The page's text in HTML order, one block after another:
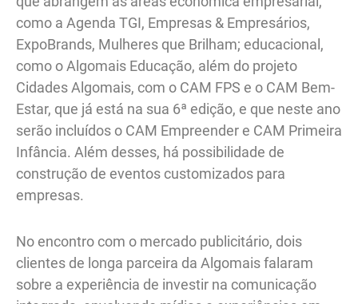
como a Agenda TGI, Empresas & Empresários,
ExpoBrands, Mulheres que Brilham; educacional,
como o Algomais Educação, além do projeto
Cidades Algomais, com o CAM FPS e o CAM Bem-
Estar, que já está na sua 6ª edição, e que neste ano
serão incluídos o CAM Empreender e CAM Primeira
Infância. Além desses, há possibilidade de
construção de eventos customizados para
empresas.
No encontro com o mercado publicitário, dois
clientes de longa parceira da Algomais falaram
sobre a experiência de investir na comunicação